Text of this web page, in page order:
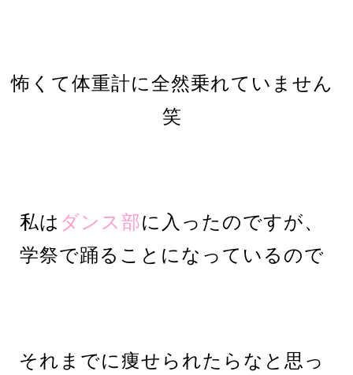
怖くて体重計に全然乗れていません
笑
私は ダンス部に入ったのですが、
学祭で踊ることになっているので
それまでに痩せられたらなと思っ